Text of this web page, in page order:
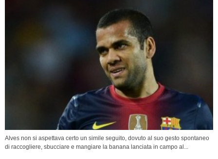
Alves non si aspettava certo un simile seguito, dovuto al suo gesto spontaneo
di raccogliere, sbucciare e mangiare la banana lanciata in campo al...